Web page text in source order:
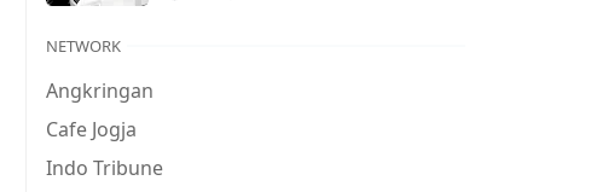
NETWORK
Angkringan
Cafe Jogja
Indo Tribune